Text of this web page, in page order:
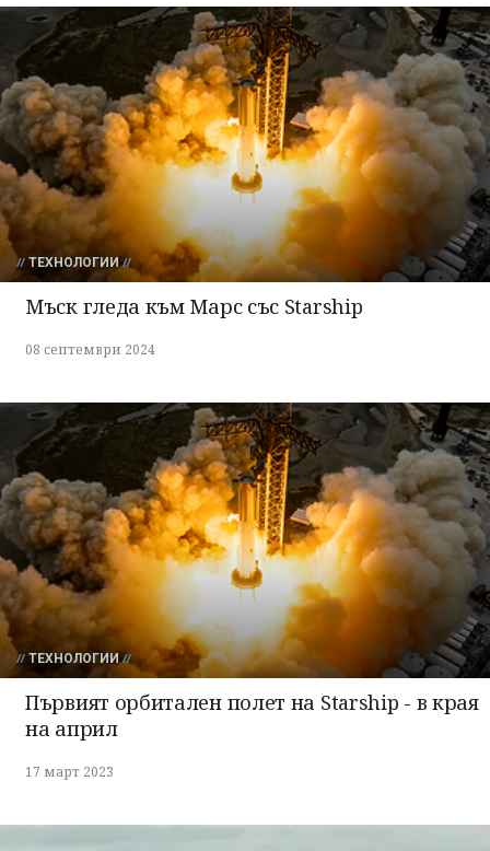
ТЕХНОЛОГИИ
Мъск гледа към Марс със Starship
08 септември 2024
ТЕХНОЛОГИИ
Първият орбитален полет на Starship - в края
на април
17 март 2023